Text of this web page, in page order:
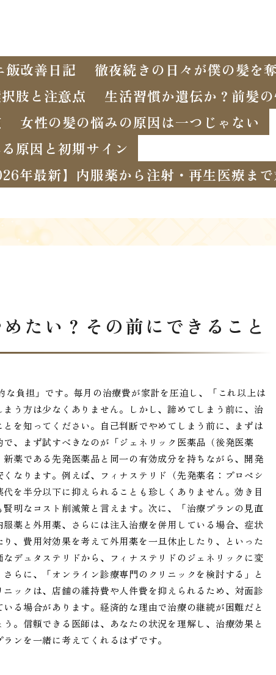
改善日記
徹夜続きの日々が僕の髪を
肢と注意点
生活習慣か遺伝か？前髪
女性の髪の悩みの原因は一つじゃない
原因と初期サイン
年最新】内服薬から注射・再生医療ま
たい？その前にできること
負担」です。毎月の治療費が家計を圧迫し、「これ以上は
う方は少なくありません。しかし、諦めてしまう前に、治
を知ってください。自己判断でやめてしまう前に、まずは
、まず試すべきなのが「ジェネリック医薬品（後発医薬
薬である先発医薬品と同一の有効成分を持ちながら、開発
なります。例えば、フィナステリド（先発薬名：プロペシ
を半分以下に抑えられることも珍しくありません。効き目
明なコスト削減策と言えます。次に、「治療プランの見直
薬と外用薬、さらには注入治療を併用している場合、症状
、費用対効果を考えて外用薬を一旦休止したり、といった
デュタステリドから、フィナステリドのジェネリックに変
らに、「オンライン診療専門のクリニックを検討する」と
ックは、店舗の維持費や人件費を抑えられるため、対面診
る場合があります。経済的な理由で治療の継続が困難だと
。信頼できる医師は、あなたの状況を理解し、治療効果と
ンを一緒に考えてくれるはずです。